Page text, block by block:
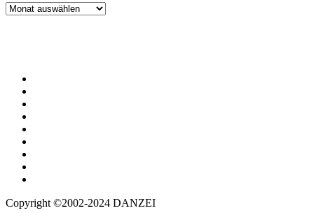
Archiv
Copyright ©2002-2024 DANZEI